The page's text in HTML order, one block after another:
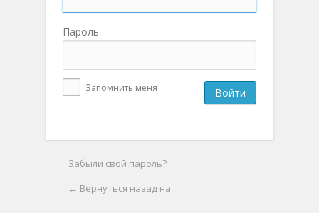
Пароль
Запомнить меня
Забыли свой пароль?
← Вернуться назад на